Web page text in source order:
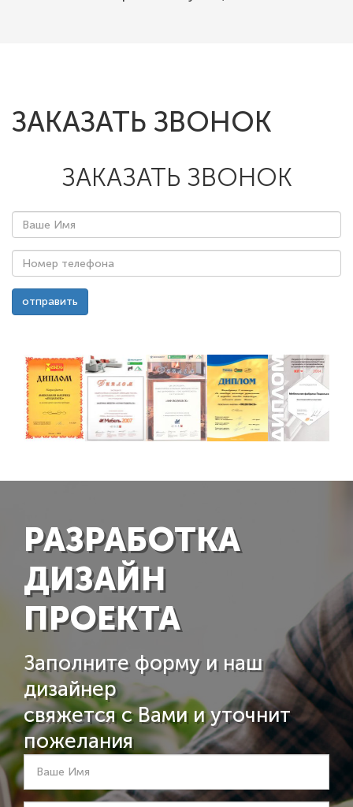
ЗАКАЗАТЬ ЗВОНОК
ЗАКАЗАТЬ ЗВОНОК
Ваше
Имя
Номер
телефона
отправить
РАЗРАБОТКА
ДИЗАЙН
ПРОЕКТА
Заполните форму и наш
дизайнер
свяжется с Вами и уточнит
пожелания
Ваше